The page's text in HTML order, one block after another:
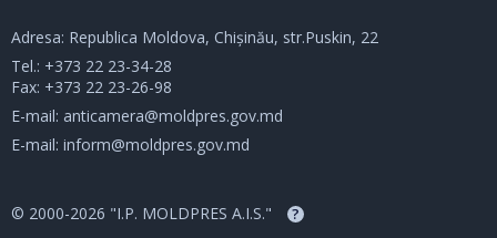
Adresa: Republica Moldova, Chișinău, str.Puskin, 22
Tel.: +373 22 23-34-28
Fax: +373 22 23-26-98
E-mail: anticamera@moldpres.gov.md
E-mail: inform@moldpres.gov.md
© 2000-2026 "I.P. MOLDPRES A.I.S." ?